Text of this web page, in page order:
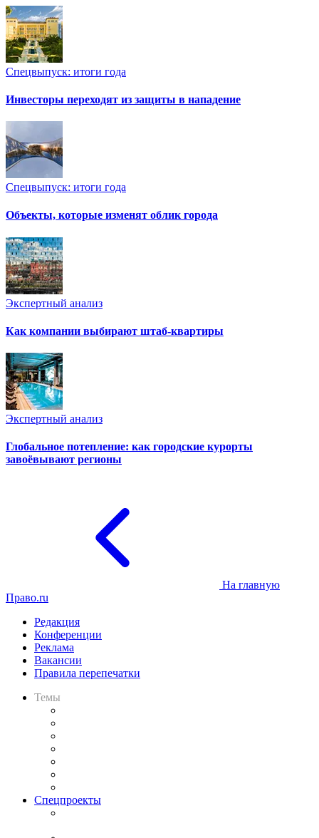
Спецвыпуск: итоги года
Инвесторы переходят из защиты в нападение
Спецвыпуск: итоги года
Объекты, которые изменят облик города
Экспертный анализ
Как компании выбирают штаб-квартиры
Экспертный анализ
Глобальное потепление: как городские курорты
завоёвывают регионы
На главную
Право.ru
Редакция
Конференции
Реклама
Вакансии
Правила перепечатки
Темы
Спецпроекты